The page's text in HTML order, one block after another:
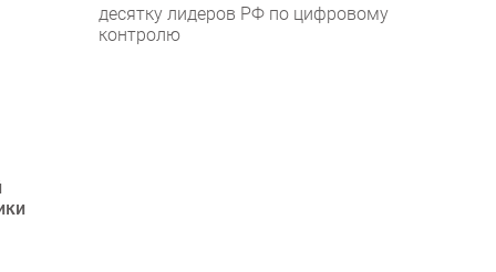
десятку лидеров РФ по цифровому
контролю